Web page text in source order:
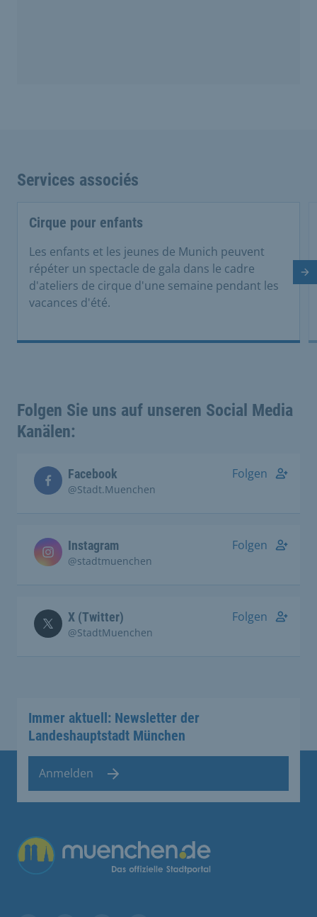
Services associés
Cirque pour enfants
Les enfants et les jeunes de Munich peuvent
répéter un spectacle de gala dans le cadre
d'ateliers de cirque d'une semaine pendant les
vacances d'été.
Folgen Sie uns auf unseren Social Media
Kanälen:
Facebook
@Stadt.Muenchen
Folgen
Instagram
@stadtmuenchen
Folgen
X (Twitter)
@StadtMuenchen
Folgen
Immer aktuell: Newsletter der
Landeshauptstadt München
Anmelden
Übergreifende Links